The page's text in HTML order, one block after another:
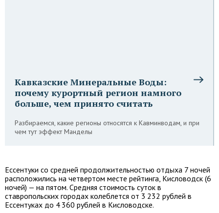
Кавказские Минеральные Воды:
почему курортный регион намного
больше, чем принято считать
Разбираемся, какие регионы относятся к Кавминводам, и при
чем тут эффект Манделы
Ессентуки со средней продолжительностью отдыха 7 ночей
расположились на четвертом месте рейтинга, Кисловодск (6
ночей) — на пятом. Средняя стоимость суток в
ставропольских городах колеблется от 3 232 рублей в
Ессентуках до 4 360 рублей в Кисловодске.